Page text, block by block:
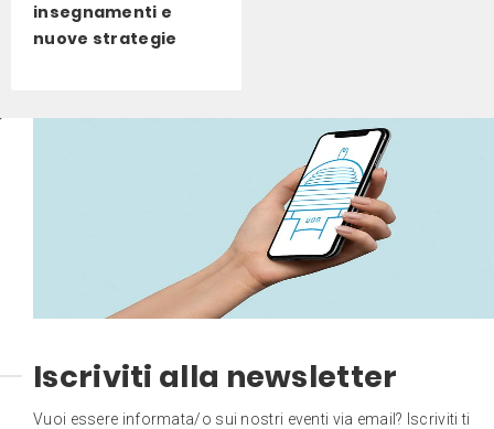
insegnamenti e
nuove strategie
Iscriviti alla newsletter
Vuoi essere informata/o sui nostri eventi via email? Iscriviti ti